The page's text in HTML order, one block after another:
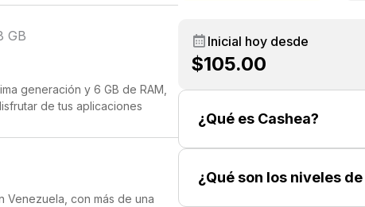
GB
generación y 6 GB de RAM,
de tus aplicaciones
espacio para guardar fotos,
para tus contenidos
Venezuela, con más de una
Inicial hoy desde
$105.00
¿Qué es Cashea?
¿Qué son los niveles